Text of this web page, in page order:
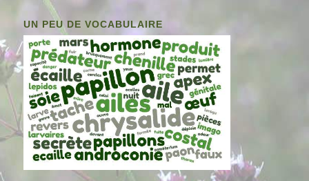
UN PEU DE VOCABULAIRE